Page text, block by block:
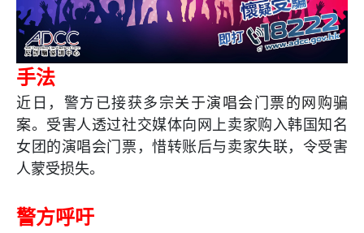
手法
近日，警方已接获多宗关于演唱会门票的网购骗
案。 受害人透过社交媒体向网上卖家购入韩国知名
女团的演唱会门票，惜转账后与卖家失联，令受害
人蒙受损失。
警方呼吁